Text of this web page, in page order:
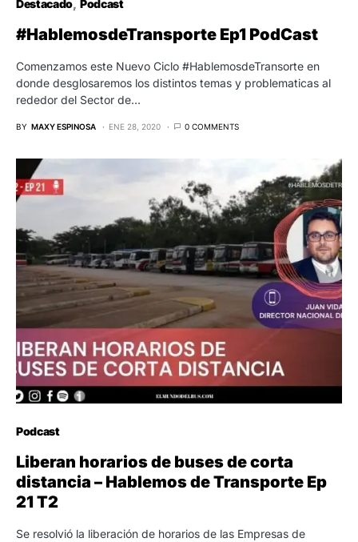
Destacado Podcast
#HablemosdeTransporte Ep1 PodCast
Comenzamos este Nuevo Ciclo #HablemosdeTransorte en
donde desglosaremos los distintos temas y problematicas al
rededor del Sector de…
BY MAXY ESPINOSA ENE 28, 2020 0 COMMENTS
Podcast
Liberan horarios de buses de corta
distancia – Hablemos de Transporte Ep
21 T2
Se resolvió la liberación de horarios de las Empresas de